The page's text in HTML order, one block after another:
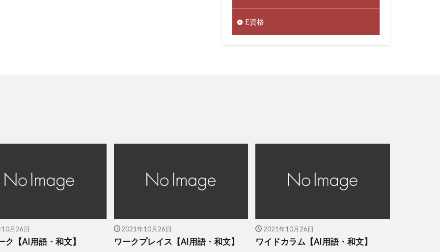
E資格
月26日
ク【AI用語・和文】
2021年10月26日
ワークプレイス【AI用語・和文】
2021年10月26日
ワイドカラム【AI用語・和文】